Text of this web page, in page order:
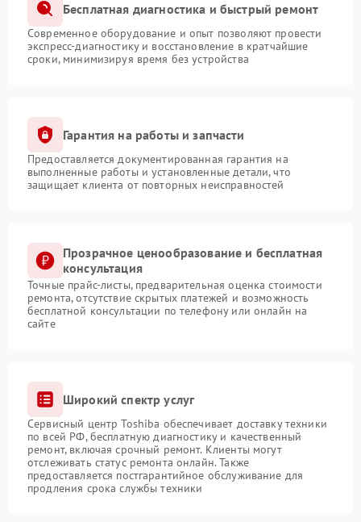
Бесплатная диагностика и быстрый ремонт
Современное оборудование и опыт позволяют провести
экспресс-диагностику и восстановление в кратчайшие
сроки, минимизируя время без устройства
Гарантия на работы и запчасти
Предоставляется документированная гарантия на
выполненные работы и установленные детали, что
защищает клиента от повторных неисправностей
Прозрачное ценообразование и бесплатная
консультация
Точные прайс-листы, предварительная оценка стоимости
ремонта, отсутствие скрытых платежей и возможность
бесплатной консультации по телефону или онлайн на
сайте
Широкий спектр услуг
Сервисный центр Toshiba обеспечивает доставку техники
по всей РФ, бесплатную диагностику и качественный
ремонт, включая срочный ремонт. Клиенты могут
отслеживать статус ремонта онлайн. Также
предоставляется постгарантийное обслуживание для
продления срока службы техники